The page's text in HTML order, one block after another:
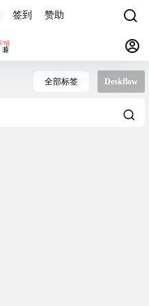
签到 赞助
全部标签 Deskflow